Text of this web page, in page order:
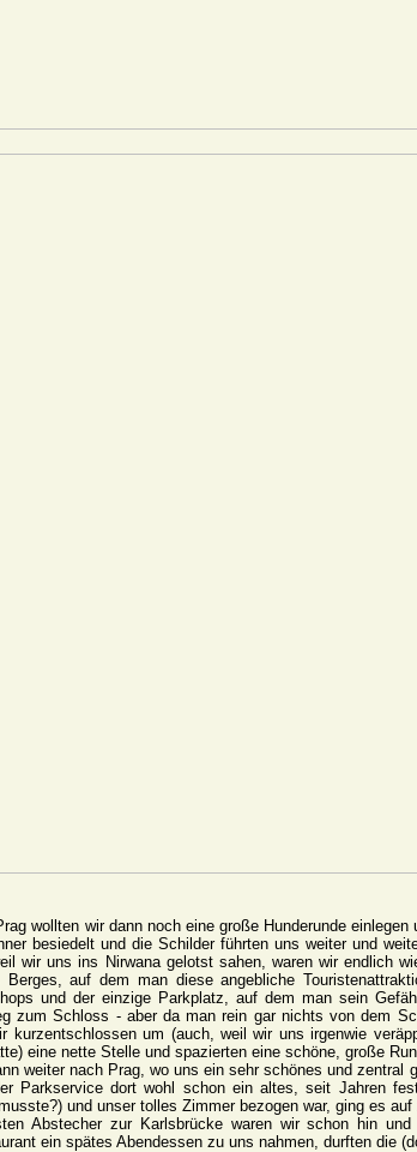
wollten wir dann noch eine große Hunderunde
besiedelt und die Schilder führten uns weiter und
wir uns ins Nirwana gelotst sahen, waren wir endlich
Berges, auf dem man diese angebliche
und der einzige Parkplatz, auf dem man sein
zum Schloss - aber da man rein gar nichts von dem
kurzentschlossen um (auch, weil wir uns irgenwie
eine nette Stelle und spazierten eine schöne, große
weiter nach Prag, wo uns ein sehr schönes und zentral
Parkservice dort wohl schon ein altes, seit Jahren
und unser tolles Zimmer bezogen war, ging es
Abstecher zur Karlsbrücke waren wir schon hin
ein spätes Abendessen zu uns nahmen, durften die